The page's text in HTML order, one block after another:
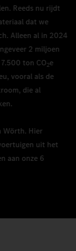
Reeds nu rijdt
dat we
Alleen al in 2024
2 miljoen
ton CO2e
vooral als de
die al
Wörth. Hier
uit het
aan onze 6